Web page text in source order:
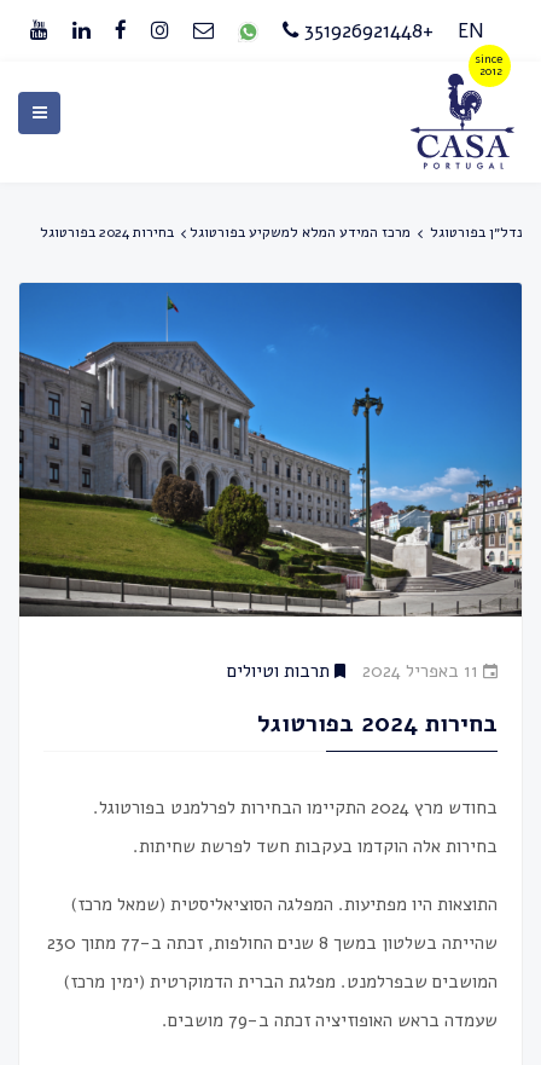
EN
+351926921448
נדל״ן בפורטוגל מרכז המידע המלא למשקיע בפורטוגל בחירות 2024 בפורטוגל
11 באפריל 2024 תרבות וטיולים
בחירות 2024 בפורטוגל
בחודש מרץ 2024 התקיימו הבחירות לפרלמנט בפורטוגל.
בחירות אלה הוקדמו בעקבות חשד לפרשת שחיתות.
התוצאות היו מפתיעות. המפלגה הסוציאליסטית (שמאל מרכז)
שהייתה בשלטון במשך 8 שנים החולפות, זכתה ב-77 מתוך 230
המושבים שבפרלמנט. מפלגת הברית הדמוקרטית (ימין מרכז)
שעמדה בראש האופוזיציה זכתה ב-79 מושבים.